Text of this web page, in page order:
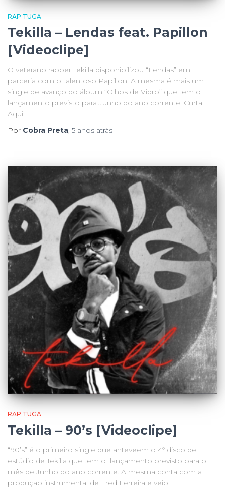
RAP TUGA
Tekilla – Lendas feat. Papillon
[Videoclipe]
O veterano rapper Tekilla disponibilizou “Lendas” em
parceria com o talentoso Papillon. A mesma é mais um
single de avanço do álbum “Olhos de Vidro” que tem o
lançamento previsto para Junho do ano corrente. Curta
Aqui.
Por Cobra Preta, 5 anos atrás
RAP TUGA
Tekilla – 90’s [Videoclipe]
“90’s” é o primeiro single que anteveem o 4º disco de
estúdio de Tekilla que tem o lançamento previsto para o
mês de Junho do ano corrente. A mesma conta com a
produção instrumental de Fred Ferreira e veio